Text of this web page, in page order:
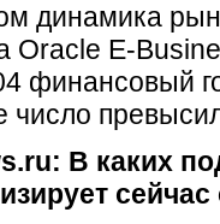
динамика
Oracle E-
финансовый
число
В каких